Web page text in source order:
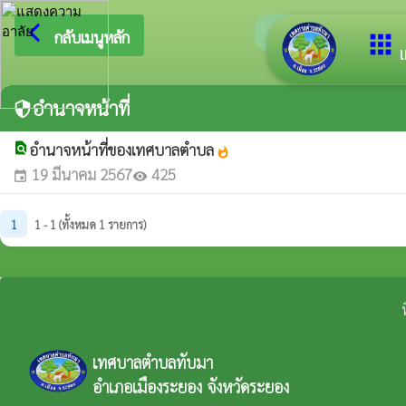
apps
arrow_back_ios กลับเมนูหลัก ยินดีต้อนรับสู่เ
securityอำนาจหน้าที่
find_in_page อำนาจหน้าที่ของเทศบาลตำบล whatshot
event 19 มีนาคม 2567visibility 425
1 1 - 1 (ทั้งหมด 1 รายการ)
เทศบาลตำบลทับมา
อำเภอเมืองระยอง จังหวัดระยอง